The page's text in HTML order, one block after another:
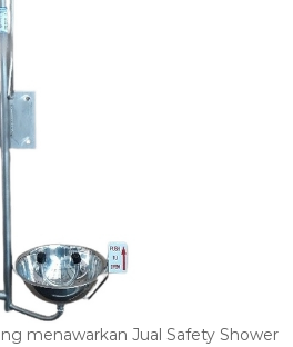
menawarkan Jual Safety Shower